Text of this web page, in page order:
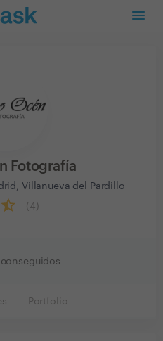
Fotografía
Villanueva del Pardillo
4
Portfolio